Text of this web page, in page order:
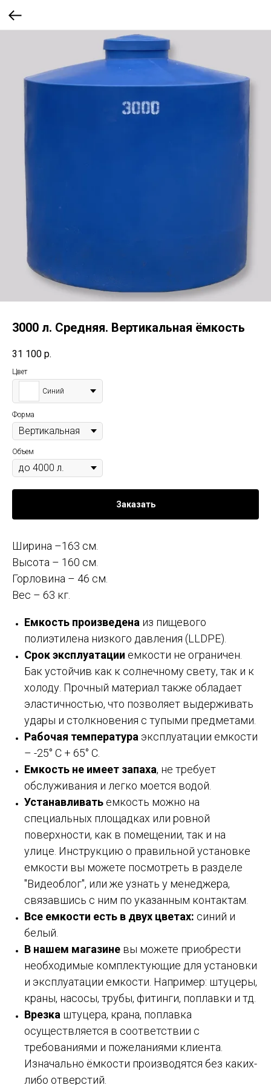
3000 л. Средняя. Вертикальная ёмкость
31 100 р.
Цвет
Синий
Форма
Объем
Заказать
Ширина –163 см.
Высота – 160 см.
Горловина – 46 см.
Вес – 63 кг.
Емкость произведена из пищевого
полиэтилена низкого давления (LLDPE).
Срок эксплуатации емкости не ограничен.
Бак устойчив как к солнечному свету, так и к
холоду. Прочный материал также обладает
эластичностью, что позволяет выдерживать
удары и столкновения с тупыми предметами.
Рабочая температура эксплуатации емкости
– -25° C + 65° C.
Емкость не имеет запаха, не требует
обслуживания и легко моется водой.
Устанавливать емкость можно на
специальных площадках или ровной
поверхности, как в помещении, так и на
улице. Инструкцию о правильной установке
емкости вы можете посмотреть в разделе
"Видеоблог", или же узнать у менеджера,
связавшись с ним по указанным контактам.
Все емкости есть в двух цветах: синий и
белый.
В нашем магазине вы можете приобрести
необходимые комплектующие для установки
и эксплуатации емкости. Например: штуцеры,
краны, насосы, трубы, фитинги, поплавки и тд.
Врезка штуцера, крана, поплавка
осуществляется в соответствии с
требованиями и пожеланиями клиента.
Изначально ёмкости производятся без каких-
либо отверстий.